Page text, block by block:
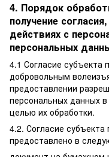
4. Порядок
получение
действиях с
персональных
4.1 Согласие субъекта
добровольным
предоставлении
персональных данных
целью их обработки.
4.2. Согласие
предоставлено в